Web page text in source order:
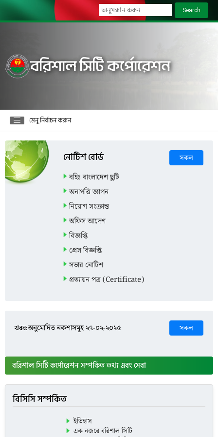
Search
বরিশাল সিটি কর্পোরেশন
মেনু নির্বাচন করুন
নোটিশ বোর্ড সকল
বহিঃ বাংলাদেশ ছুটি
অনাপত্তি জ্ঞাপন
নিয়োগ সংক্রান্ত
অফিস আদেশ
বিজ্ঞপ্তি
প্রেস বিজ্ঞপ্তি
সভার নোটিশ
প্রত্যায়ন পত্র (Certificate)
খবর:
নগরীর মহসিন মার্কেটে মোবাইল কোর্ট পরিচালনা।
অনুমোদিত নকশাসমূহ ১৬-১১-২০২৫
অনুমোদিত নকশাসমূহ ২৭-০২-২০২৫
ডেংগু রোধে নগরবাসীর করণীয়
সকল
বরিশাল সিটি কর্পোরেশন সম্পর্কিত তথ্য এবং সেবা
বিসিসি সম্পর্কিত
ইতিহাস
এক নজরে বরিশাল সিটি